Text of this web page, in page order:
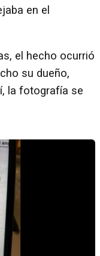
en el
el hecho ocurrió
su dueño,
la fotografía se